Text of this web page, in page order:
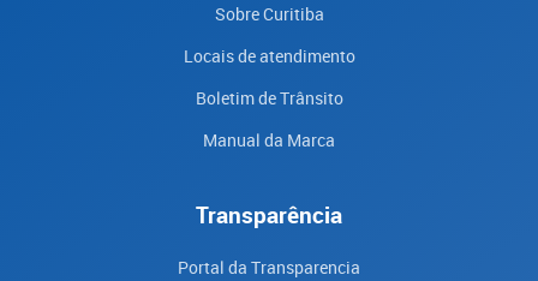
Sobre Curitiba
Locais de atendimento
Boletim de Trânsito
Manual da Marca
Transparência
Portal da Transparencia